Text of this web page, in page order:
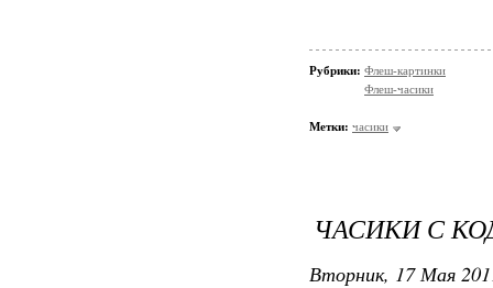
Рубрики: Флеш-картинки
Флеш-часики
Метки: часики
ЧАСИКИ С
Вторник, 17 Мая